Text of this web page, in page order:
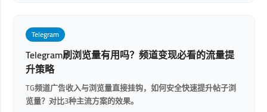
Telegram
Telegram刷浏览量有用吗？频道变现必看的流量提
升策略
TG频道广告收入与浏览量直接挂钩，如何安全快速提升帖子浏
览量？对比3种主流方案的效果。